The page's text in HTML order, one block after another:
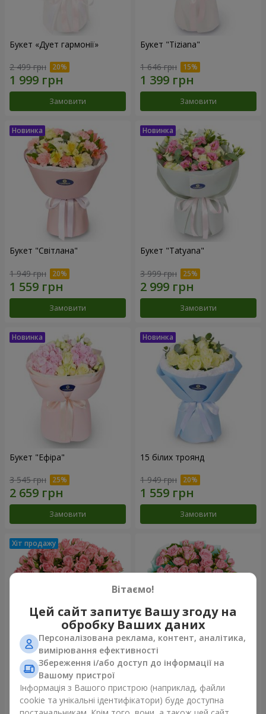
Букет «Дует гармонії»
2 499 грн
Замовити
Букет "Tiziana"
1 646 грн
Замовити
Букет "Світлана"
1 949 грн
Замовити
Букет "Tatyana"
3 999 грн
Замовити
Букет "Ефіра"
3 545 грн
Замовити
15 білих троянд
1 949 грн
Замовити
Квіти в коробці "Рожевий
оазис"
2 624 грн
Композиція "Балада про
маму"
2 074 грн
Вітаємо!
Цей сайт запитує Вашу згоду на
обробку Ваших даних
Персоналізована реклама, контент, аналітика,
вимірювання ефективності
Збереження і/або доступ до інформації на
Вашому пристрої
Інформація з Вашого пристрою (наприклад, файли
cookie та унікальні ідентифікатори) буде доступна